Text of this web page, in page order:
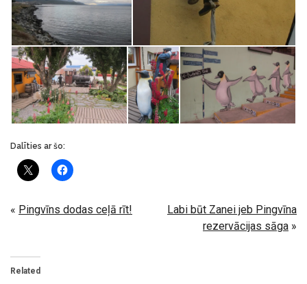
Dalīties ar šo:
« Pingvīns dodas ceļā rīt!
Labi būt Zanei jeb Pingvīna
rezervācijas sāga »
Related